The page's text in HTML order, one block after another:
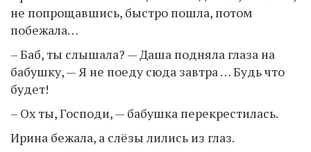
не попрощавшись, быстро пошла, потом
побежала…
– Баб, ты слышала? — Даша подняла глаза на
бабушку, — Я не поеду сюда завтра … Будь что
будет!
– Ох ты, Господи, — бабушка перекрестилась.
Ирина бежала, а слёзы лились из глаз.